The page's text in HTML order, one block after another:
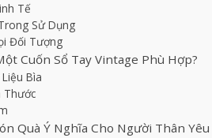
Tế
Sử Dụng
Đối Tượng
Cuốn Sổ Tay Vintage Phù Hợp?
Bìa
Thước
Quà Ý Nghĩa Cho Người Thân Yêu